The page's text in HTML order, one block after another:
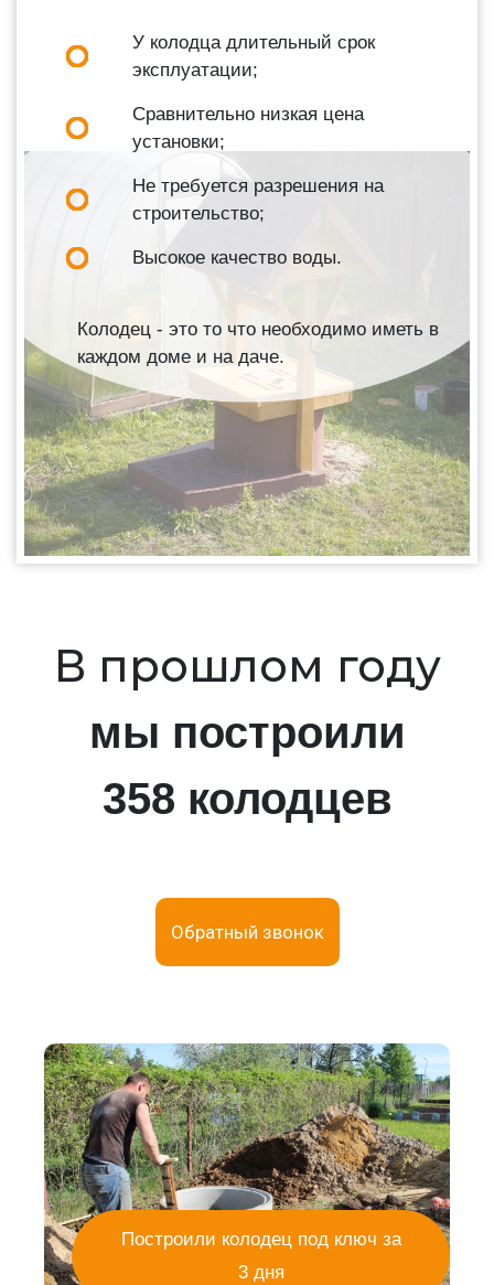
У колодца длительный срок
эксплуатации;
Сравнительно низкая цена
установки;
Не требуется разрешения на
строительство;
Высокое качество воды.
Колодец - это то что необходимо иметь в
каждом доме и на даче.
В прошлом году
мы построили
358 колодцев
Обратный звонок
Построили колодец под ключ за
3 дня